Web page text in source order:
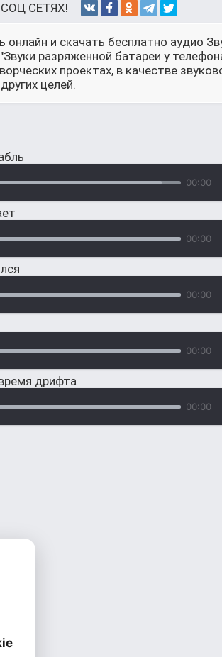
СЕТЯХ!
и скачать бесплатно аудио
разряженной батареи у
проектах, в качестве
целей.
00:00
00:00
00:00
00:00
дрифта
00:00